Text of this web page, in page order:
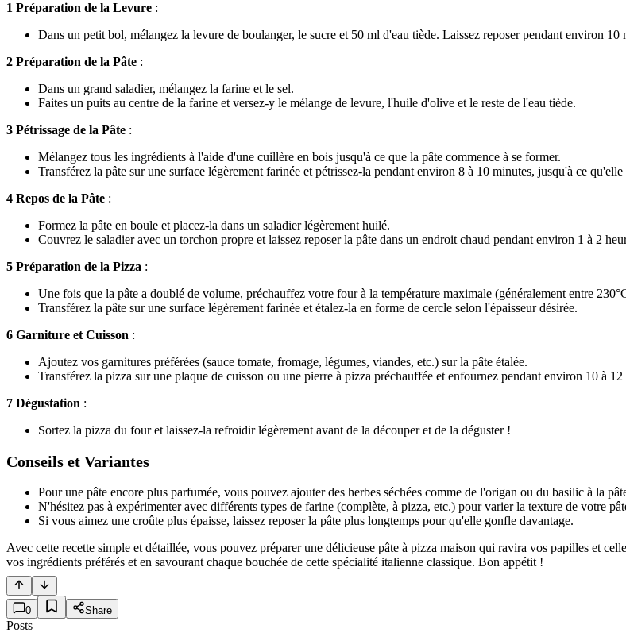
1 Préparation de la Levure :
Dans un petit bol, mélangez la levure de boulanger, le sucre et 50 ml d'eau tiède. Laissez reposer pendant environ 10
2 Préparation de la Pâte :
Dans un grand saladier, mélangez la farine et le sel.
Faites un puits au centre de la farine et versez-y le mélange de levure, l'huile d'olive et le reste de l'eau tiède.
3 Pétrissage de la Pâte :
Mélangez tous les ingrédients à l'aide d'une cuillère en bois jusqu'à ce que la pâte commence à se former.
Transférez la pâte sur une surface légèrement farinée et pétrissez-la pendant environ 8 à 10 minutes, jusqu'à ce qu'elle
4 Repos de la Pâte :
Formez la pâte en boule et placez-la dans un saladier légèrement huilé.
Couvrez le saladier avec un torchon propre et laissez reposer la pâte dans un endroit chaud pendant environ 1 à 2
5 Préparation de la Pizza :
Une fois que la pâte a doublé de volume, préchauffez votre four à la température maximale (généralement entre
Transférez la pâte sur une surface légèrement farinée et étalez-la en forme de cercle selon l'épaisseur désirée.
6 Garniture et Cuisson :
Ajoutez vos garnitures préférées (sauce tomate, fromage, légumes, viandes, etc.) sur la pâte étalée.
Transférez la pizza sur une plaque de cuisson ou une pierre à pizza préchauffée et enfournez pendant environ 10 à
7 Dégustation :
Sortez la pizza du four et laissez-la refroidir légèrement avant de la découper et de la déguster !
Conseils et Variantes
Pour une pâte encore plus parfumée, vous pouvez ajouter des herbes séchées comme de l'origan ou du basilic à la
N'hésitez pas à expérimenter avec différents types de farine (complète, à pizza, etc.) pour varier la texture de votre
Si vous aimez une croûte plus épaisse, laissez reposer la pâte plus longtemps pour qu'elle gonfle davantage.
Avec cette recette simple et détaillée, vous pouvez préparer une délicieuse pâte à pizza maison qui ravira vos papilles et
vos ingrédients préférés et en savourant chaque bouchée de cette spécialité italienne classique. Bon appétit !
0 Share
Posts